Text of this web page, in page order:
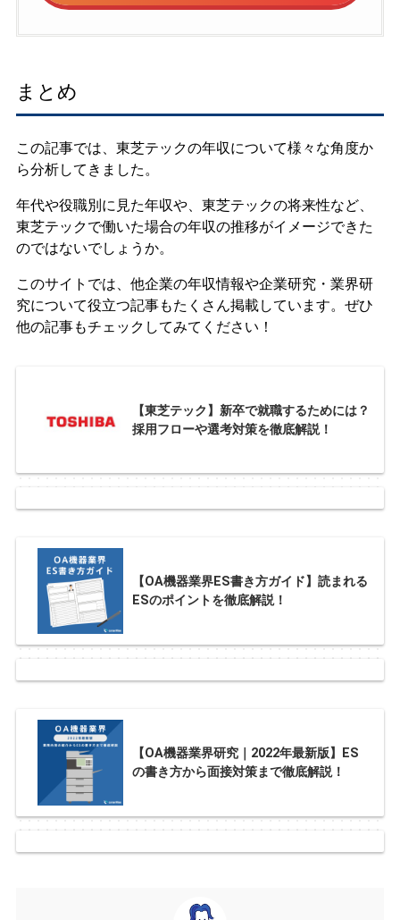
まとめ
この記事では、東芝テックの年収について様々な角度か
ら分析してきました。
年代や役職別に見た年収や、東芝テックの将来性など、
東芝テックで働いた場合の年収の推移がイメージできた
のではないでしょうか。
このサイトでは、他企業の年収情報や企業研究・業界研
究について役立つ記事もたくさん掲載しています。ぜひ
他の記事もチェックしてみてください！
【東芝テック】新卒で就職するためには？
採用フローや選考対策を徹底解説！
【OA機器業界ES書き方ガイド】読まれる
ESのポイントを徹底解説！
【OA機器業界研究｜2022年最新版】ES
の書き方から面接対策まで徹底解説！